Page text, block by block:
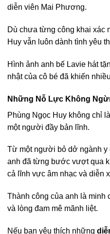
diễn viên Mai Phương.
Dù chưa từng công khai xác
Huy vẫn luôn dành tình yêu
Hình ảnh anh bế Lavie hát
nhật của cô bé đã khiến
Những Nỗ Lực Không
Phùng Ngọc Huy không chỉ
một người đầy bản lĩnh.
Từ một người bỏ dở ngành
anh đã từng bước vượt qua
cả lĩnh vực âm nhạc và diễn
Thành công của anh là minh
và lòng đam mê mãnh liệt.
Nếu bạn yêu thích những